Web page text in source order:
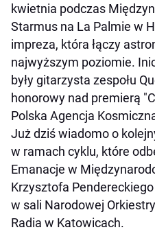
kwietnia podczas
Starmus na La Palmie w
impreza, która łączy
najwyższym poziomie.
były gitarzysta zespołu
honorowy nad premierą
Polska Agencja
Już dziś wiadomo o
w ramach cyklu, które
Emanacje w
Krzysztofa
w sali Narodowej
Radia w Katowicach.